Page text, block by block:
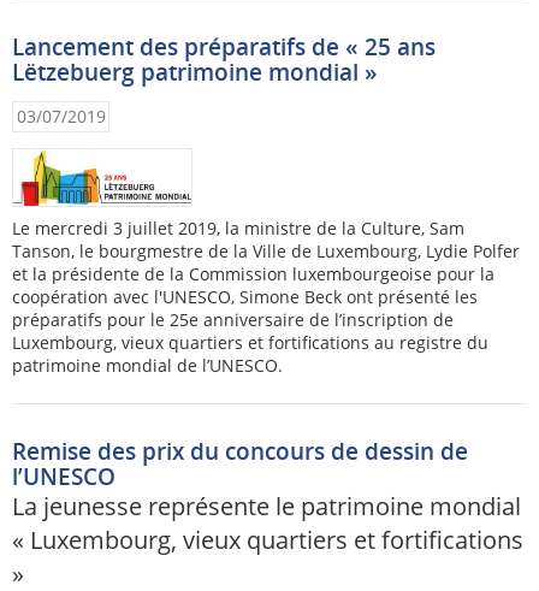
Lancement des préparatifs de « 25 ans
Lëtzebuerg patrimoine mondial »
03/07/2019
Le mercredi 3 juillet 2019, la ministre de la Culture, Sam
Tanson, le bourgmestre de la Ville de Luxembourg, Lydie Polfer
et la présidente de la Commission luxembourgeoise pour la
coopération avec l'UNESCO, Simone Beck ont présenté les
préparatifs pour le 25e anniversaire de l’inscription de
Luxembourg, vieux quartiers et fortifications au registre du
patrimoine mondial de l’UNESCO.
Remise des prix du concours de dessin de
l’UNESCO
La jeunesse représente le patrimoine mondial
« Luxembourg, vieux quartiers et fortifications
»